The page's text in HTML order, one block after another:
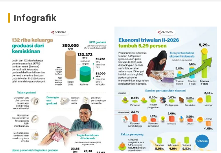
Infografik